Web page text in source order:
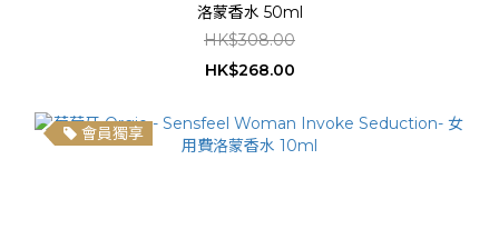
洛蒙香水 50ml
HK$308.00
HK$268.00
會員獨享